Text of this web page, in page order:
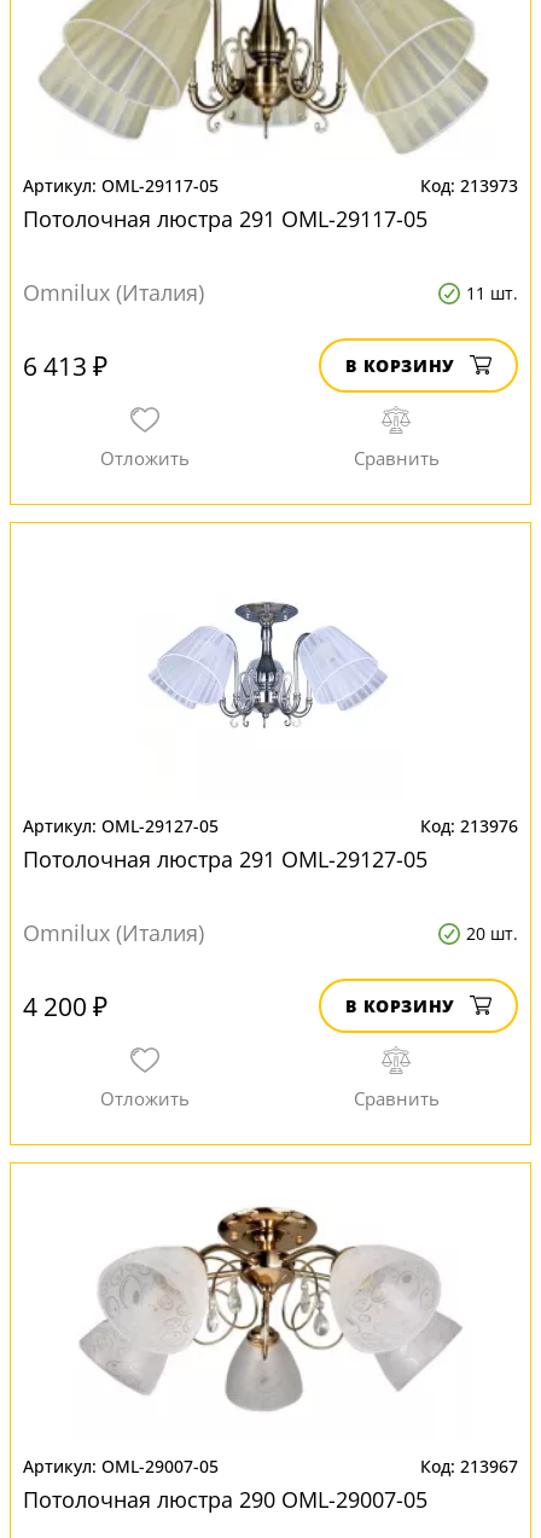
OML-29117-05 213973
Потолочная люстра 291 OML-29117-05
Omnilux (Италия) 11 шт.
6 413 ₽ В КОРЗИНУ
OML-29127-05 213976
Потолочная люстра 291 OML-29127-05
Omnilux (Италия) 20 шт.
4 200 ₽ В КОРЗИНУ
OML-29007-05 213967
Потолочная люстра 290 OML-29007-05